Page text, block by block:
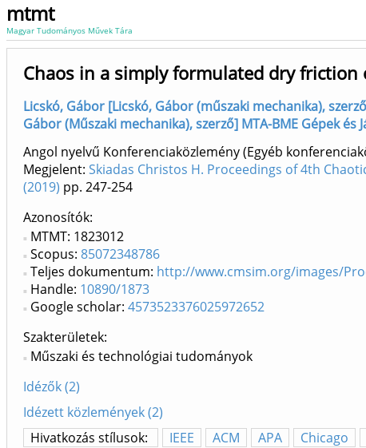
mtmt
Magyar Tudományos Művek Tára
Chaos in a simply formulated dry friction
Licskó, Gábor [Licskó, Gábor (műszaki mechanika),
Gábor (Műszaki mechanika), szerző] MTA-BME Gépek
Angol nyelvű Konferenciaközlemény (Egyéb
Megjelent: Skiadas Christos H. Proceedings of 4th
(2019) pp. 247-254
Azonosítók
MTMT: 1823012
Scopus: 85072348786
Teljes dokumentum: http://www.cmsim.org/images/
Handle: 10890/1873
Google scholar: 4573523376025972652
Szakterületek:
Műszaki és technológiai tudományok
Idézők (2)
Idézett közlemények (2)
Hivatkozás stílusok:
IEEE ACM APA Chicago